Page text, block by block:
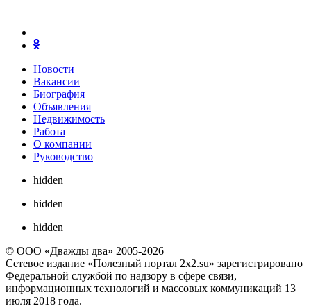
Новости
Вакансии
Биография
Объявления
Недвижимость
Работа
О компании
Руководство
hidden
hidden
hidden
© ООО «Дважды два» 2005-2026
Сетевое издание «Полезный портал 2x2.su» зарегистрировано
Федеральной службой по надзору в сфере связи,
информационных технологий и массовых коммуникаций 13
июля 2018 года.